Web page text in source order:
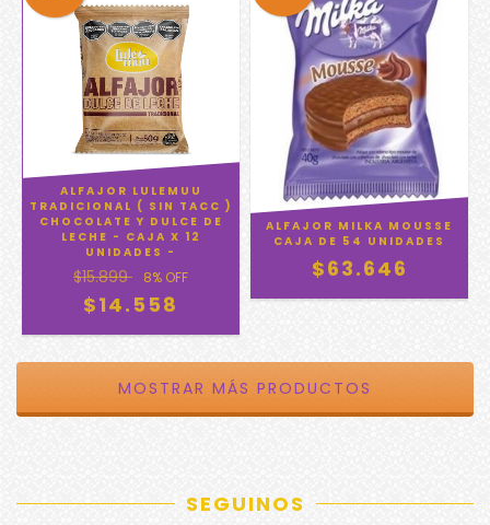
ALFAJOR LULEMUU
TRADICIONAL ( SIN TACC )
CHOCOLATE Y DULCE DE
LECHE - CAJA X 12
UNIDADES -
$15.899 8% OFF
$14.558
ALFAJOR MILKA MOUSSE
CAJA DE 54 UNIDADES
$63.646
MOSTRAR MÁS PRODUCTOS
SEGUINOS